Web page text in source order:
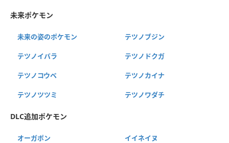
未来ポケモン
未来の姿のポケモン テツノブジン
テツノイバラ テツノドクガ
テツノコウベ テツノカイナ
テツノツツミ テツノワダチ
DLC追加ポケモン
オーガポン イイネイヌ